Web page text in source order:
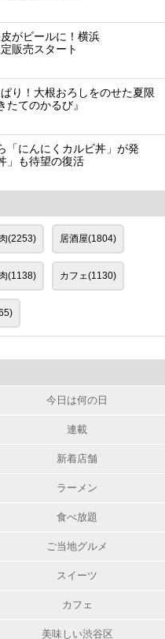
がビールに！横浜
販売スタート
り！大根おろしをのせた夏限
てのかるび』
「にんにくカルビ丼」が発
」も待望の復活
肉(2253) 居酒屋(1804)
(1138) カフェ(1130)
今日は何の日
連載
新着店舗
ラーメン
食べ放題
ご当地グルメ
スイーツ
カフェ
美味しい渋谷区